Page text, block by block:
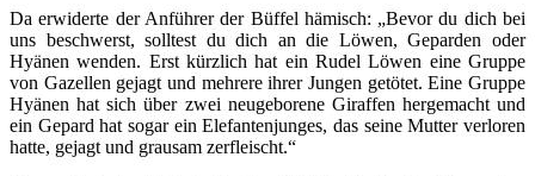
Da erwiderte der Anführer der Büffel hämisch: „Bevor du dich bei
uns beschwerst, solltest du dich an die Löwen, Geparden oder
Hyänen wenden. Erst kürzlich hat ein Rudel Löwen eine Gruppe
von Gazellen gejagt und mehrere ihrer Jungen getötet. Eine Gruppe
Hyänen hat sich über zwei neugeborene Giraffen hergemacht und
ein Gepard hat sogar ein Elefantenjunges, das seine Mutter verloren
hatte, gejagt und grausam zerfleischt.“